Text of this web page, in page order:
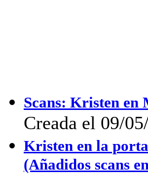
Scans: Kristen
Creada el 09/
Kristen en la
(Añadidos scans